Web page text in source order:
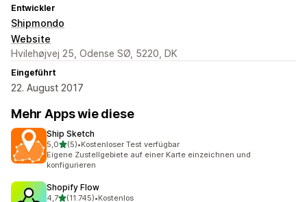
Entwickler
Shipmondo
Website
Hvilehøjvej 25, Odense SØ, 5220, DK
Eingeführt
22. August 2017
Mehr Apps wie diese
Ship Sketch
5,0von 5 Sternen
(5)
5 Rezensionen insgesamt
•Kostenloser Test verfügbar
Eigene Zustellgebiete auf einer Karte einzeichnen und
konfigurieren
Shopify Flow
4,7von 5 Sternen
(11.745)•Kostenlos